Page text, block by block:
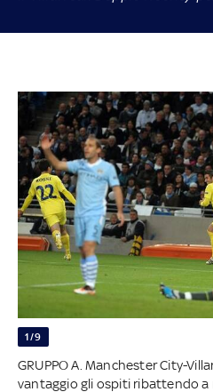
1/9
GRUPPO A. Manchester City-
vantaggio gli ospiti ribattendo